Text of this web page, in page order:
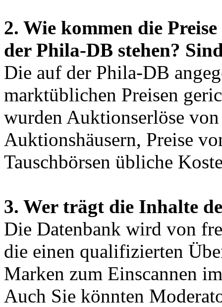
2. Wie kommen die
der Phila-DB stehen?
Die auf der Phila-DB
marktüblichen Preisen
wurden Auktionserlöse
Auktionshäusern, Preise
Tauschbörsen übliche
3. Wer trägt die Inhalte
Die Datenbank wird von
die einen qualifizierten
Marken zum Einscannen
Auch Sie könnten